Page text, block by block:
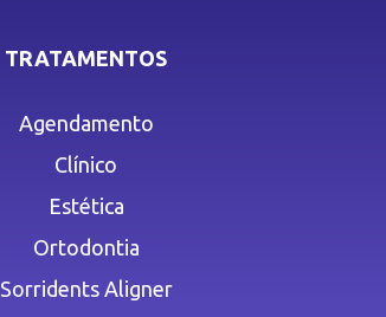
TRATAMENTOS
Agendamento
Clínico
Estética
Ortodontia
Sorridents Aligner